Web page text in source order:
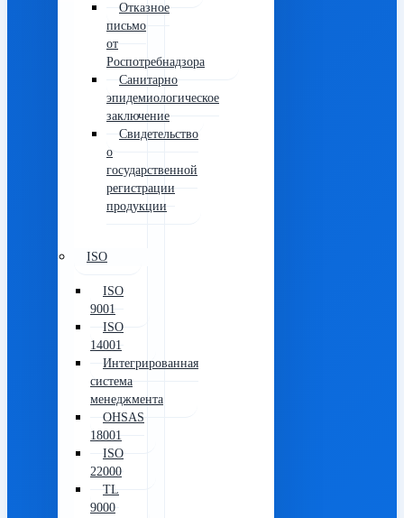
Отказное
письмо
от
Роспотребнадзора
Санитарно
эпидемиологическое
заключение
Свидетельство
о
государственной
регистрации
продукции
ISO
ISO
9001
ISO
14001
Интегрированная
система
менеджмента
OHSAS
18001
ISO
22000
TL
9000